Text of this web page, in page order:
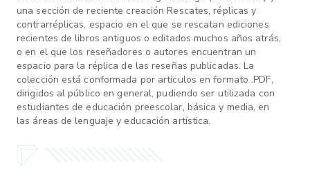
una sección de reciente creación Rescates, réplicas y
contrarréplicas, espacio en el que se rescatan ediciones
recientes de libros antiguos o editados muchos años atrás,
o en el que los reseñadores o autores encuentran un
espacio para la réplica de las reseñas publicadas. La
colección está conformada por artículos en formato .PDF,
dirigidos al público en general, pudiendo ser utilizada con
estudiantes de educación preescolar, básica y media, en
las áreas de lenguaje y educación artística.